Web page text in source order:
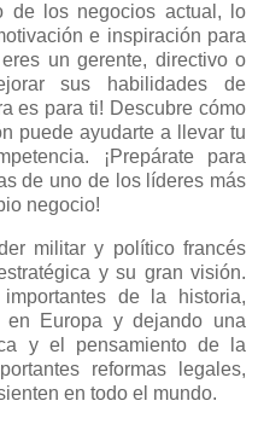
de los negocios actual, lo
e inspiración para
un gerente, directivo o
sus habilidades de
es para ti! Descubre cómo
puede ayudarte a llevar tu
¡Prepárate para
de uno de los líderes más
negocio!
militar y político francés
y su gran visión.
de la historia,
en Europa y dejando una
y el pensamiento de la
reformas legales,
en todo el mundo.